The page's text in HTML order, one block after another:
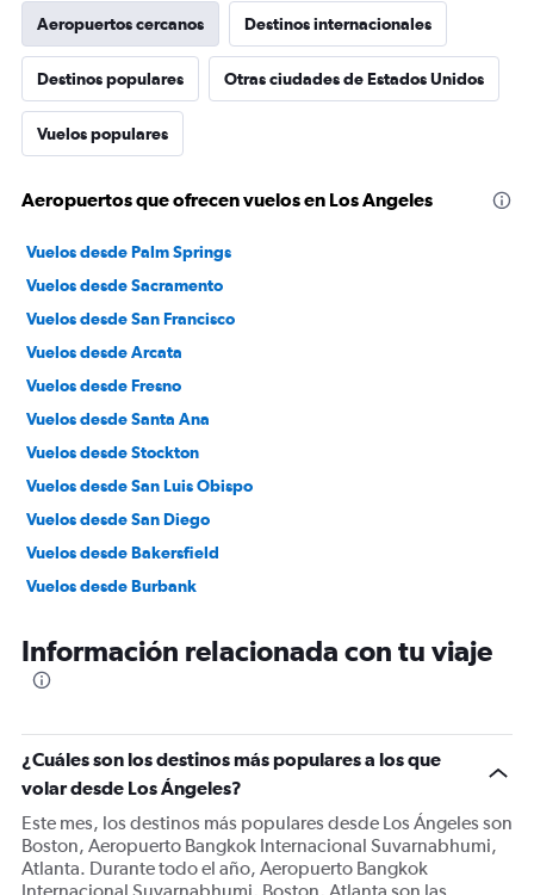
Aeropuertos cercanos Destinos internacionales
Destinos populares Otras ciudades de Estados Unidos
Vuelos populares
Aeropuertos que ofrecen vuelos en Los Angeles
Vuelos desde Palm Springs
Vuelos desde Sacramento
Vuelos desde San Francisco
Vuelos desde Arcata
Vuelos desde Fresno
Vuelos desde Santa Ana
Vuelos desde Stockton
Vuelos desde San Luis Obispo
Vuelos desde San Diego
Vuelos desde Bakersfield
Vuelos desde Burbank
Vuelos desde Crescent City
Vuelos desde Santa Rosa
Vuelos desde Visalia
Vuelos desde Las Vegas
Vuelos desde Santa María
Vuelos desde Reno
Vuelos desde Yuma
Información relacionada con tu viaje
¿Cuáles son los destinos más populares a los que
volar desde Los Ángeles?
Este mes, los destinos más populares desde Los Ángeles son
Boston, Aeropuerto Bangkok Internacional Suvarnabhumi,
Atlanta. Durante todo el año, Aeropuerto Bangkok